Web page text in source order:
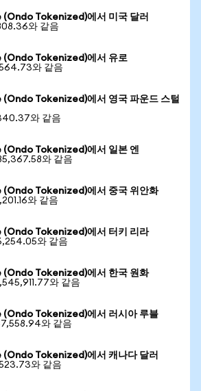
Tokenized)에서 미국 달러
와 같음
Tokenized)에서 유로
와 같음
Tokenized)에서 영국 파운드 스털
와 같음
Tokenized)에서 일본 엔
와 같음
Tokenized)에서 중국 위안화
와 같음
Tokenized)에서 터키 리라
와 같음
Tokenized)에서 한국 원화
와 같음
Tokenized)에서 러시아 루블
와 같음
Tokenized)에서 캐나다 달러
와 같음